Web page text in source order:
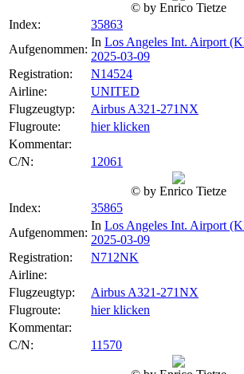
© by Enrico Tietze
Index:
35863
Aufgenommen:
In Los Angeles Int. Airport
2025-03-09
Registration:
N14524
Airline:
UNITED
Flugzeugtyp:
Airbus A321-271NX
Flugroute:
hier klicken
Kommentar:
C/N:
12061
© by Enrico Tietze
Index:
35865
Aufgenommen:
In Los Angeles Int. Airport
2025-03-09
Registration:
N712NK
Airline:
Flugzeugtyp:
Airbus A321-271NX
Flugroute:
hier klicken
Kommentar:
C/N:
11570